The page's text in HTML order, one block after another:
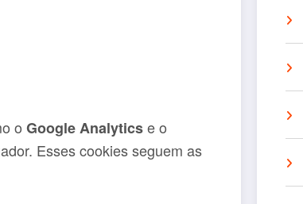
o Google Analyticse o
Esses cookies seguem as